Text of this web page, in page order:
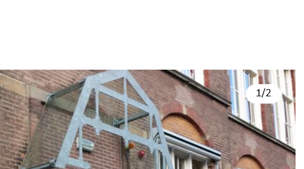
1/2